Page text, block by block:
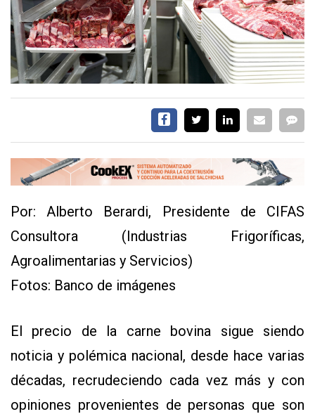
CALENDARIO
MEDIA KIT
SERVICIOS
AYUDA
Y
POLÍTICAS
MAPA
DEL
SITIO
QUIENES
SOMOS
Por: Alberto Berardi, Presidente de CIFAS
Consultora (Industrias Frigoríficas,
Agroalimentarias y Servicios)
Fotos: Banco de imágenes
El precio de la carne bovina sigue siendo
noticia y polémica nacional, desde hace varias
décadas, recrudeciendo cada vez más y con
opiniones provenientes de personas que son